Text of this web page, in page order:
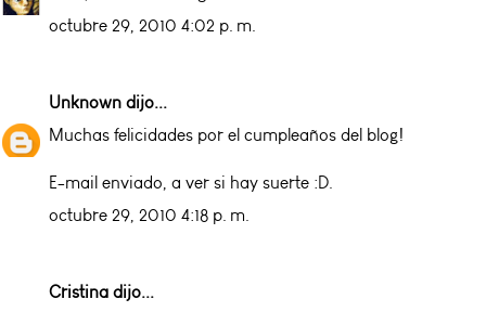
octubre 29, 2010 4:02 p. m.
Unknown dijo...
Muchas felicidades por el cumpleaños del blog!
E-mail enviado, a ver si hay suerte :D.
octubre 29, 2010 4:18 p. m.
Cristina dijo...